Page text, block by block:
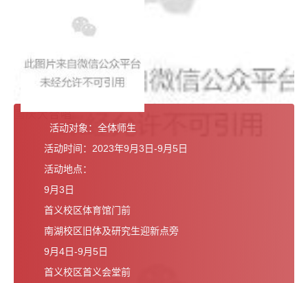
国庆大合唱
活动对象：全体师生
活动时间：2023年9月3日-9月5日
活动地点：
9月3日
首义校区体育馆门前
南湖校区旧体及研究生迎新点旁
9月4日-9月5日
首义校区首义会堂前